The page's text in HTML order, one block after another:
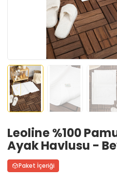
Leoline %100
Ayak Havlusu -
Paket İçeriği